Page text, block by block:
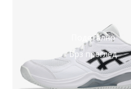
Подетално
Брз преглед